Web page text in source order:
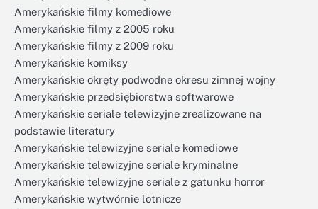
Amerykańskie filmy komediowe
Amerykańskie filmy z 2005 roku
Amerykańskie filmy z 2009 roku
Amerykańskie komiksy
Amerykańskie okręty podwodne okresu zimnej wojny
Amerykańskie przedsiębiorstwa softwarowe
Amerykańskie seriale telewizyjne zrealizowane na
podstawie literatury
Amerykańskie telewizyjne seriale komediowe
Amerykańskie telewizyjne seriale kryminalne
Amerykańskie telewizyjne seriale z gatunku horror
Amerykańskie wytwórnie lotnicze